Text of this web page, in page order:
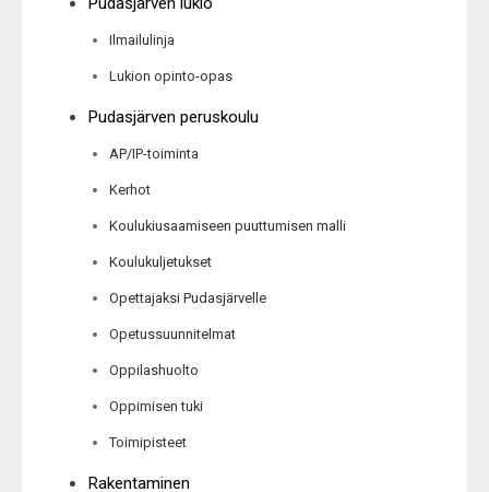
Ilmailulinja
Lukion opinto-opas
Pudasjärven peruskoulu
AP/IP-toiminta
Kerhot
Koulukiusaamiseen puuttumisen malli
Koulukuljetukset
Opettajaksi Pudasjärvelle
Opetussuunnitelmat
Oppilashuolto
Oppimisen tuki
Toimipisteet
Rakentaminen